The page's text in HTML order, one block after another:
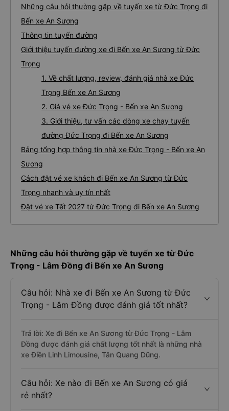
Những câu hỏi thường gặp về tuyến xe từ Đức Trọng đi
Bến xe An Sương
Thông tin tuyến đường
Giới thiệu tuyến đường xe đi Bến xe An Sương từ Đức
Trọng
1. Về chất lượng, review, đánh giá nhà xe Đức
Trọng Bến xe An Sương
2. Giá vé xe Đức Trọng - Bến xe An Sương
3. Giới thiệu, tư vấn các dòng xe chạy tuyến
đường Đức Trọng đi Bến xe An Sương
Bảng tổng hợp thông tin nhà xe Đức Trọng - Bến xe An
Sương
Cách đặt vé xe khách đi Bến xe An Sương từ Đức
Trọng nhanh và uy tín nhất
Đặt vé xe Tết 2027 từ Đức Trọng đi Bến xe An Sương
Những câu hỏi thường gặp về tuyến xe từ Đức
Trọng - Lâm Đồng đi Bến xe An Sương
Câu hỏi: Nhà xe đi Bến xe An Sương từ Đức
Trọng - Lâm Đồng được đánh giá tốt nhất?
Trả lời: Xe đi Bến xe An Sương từ Đức Trọng - Lâm
Đồng được đánh giá chất lượng tốt nhất là những nhà
xe Điền Linh Limousine, Tân Quang Dũng.
Câu hỏi: Xe nào đi Bến xe An Sương có giá
rẻ nhất?